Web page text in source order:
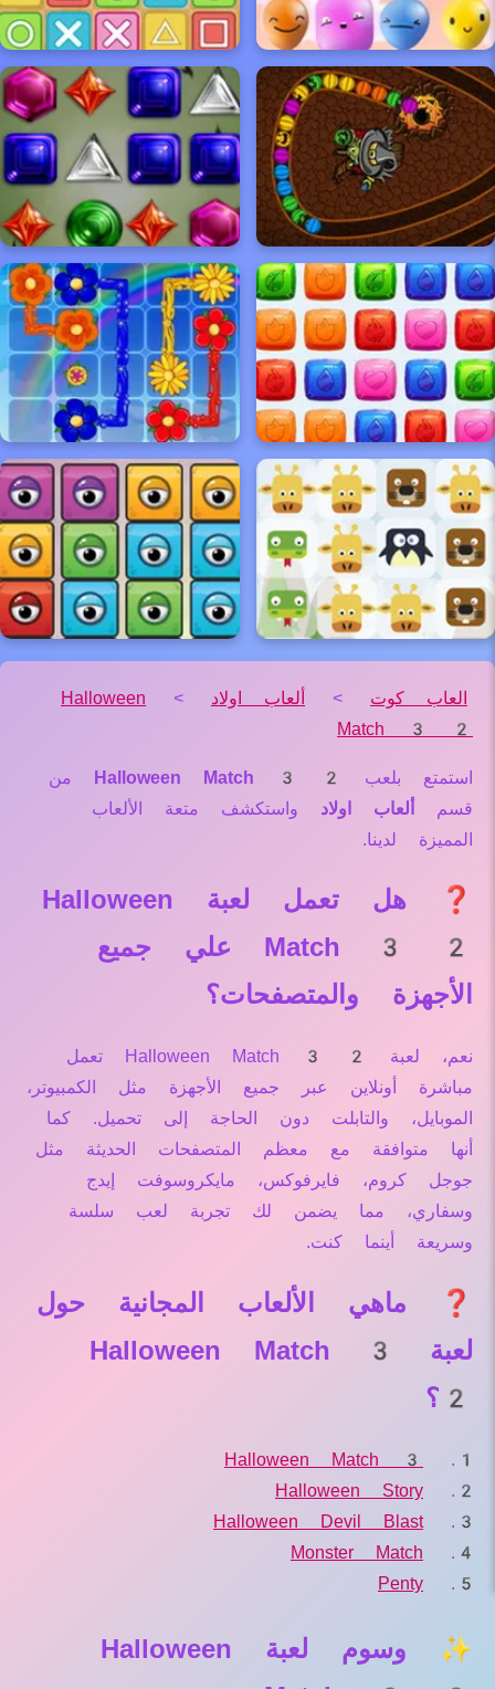
العاب كوت > ألعاب اولاد >
Halloween
Match 3 2
استمتع بلعب Halloween Match 3 2 من
قسم
ألعاب اولاد واستكشف متعة الألعاب
المميزة لدينا.
❓ هل تعمل لعبة Halloween
Match 3 2 علي جميع
الأجهزة والمتصفحات؟
نعم، لعبة Halloween Match 3 2 تعمل
مباشرة أونلاين عبر جميع الأجهزة مثل الكمبيوتر،
الموبايل، والتابلت دون الحاجة إلى تحميل. كما
أنها متوافقة مع معظم المتصفحات الحديثة مثل
جوجل كروم، فايرفوكس، مايكروسوفت إيدج
وسفاري، مما يضمن لك تجربة لعب سلسة
وسريعة أينما كنت.
❓ ماهي الألعاب المجانية حول
لعبة Halloween Match 3
2؟
Halloween Match 3
Halloween Story
Halloween Devil Blast
Monster Match
Penty
✨ وسوم لعبة Halloween